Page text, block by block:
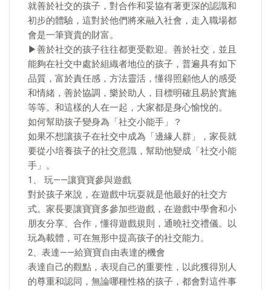
就善於社交的孩子，對合作和妥協有著更深的認識和
初步的體驗，這對於他們將來融入社會，走入職場都
會是一筆寶貴的財富。
▶善於社交的孩子往往都更受歡迎。善於社交，並且
能夠在社交中處於組織者地位的孩子，普遍具有如下
品質，富於責任感，方法靈活，懂得照顧他人的感受
和情緒，善於協調，樂於助人，目標明確且易於實施
等等。和這樣的人在一起，大家都是身心愉悅的。
如何幫助孩子變身為「社交小能手」？
如果不想讓孩子在社交中成為「邊緣人群」，家長就
要從小培養孩子的社交意識，幫助他變成「社交小能
手」。
1、 玩——讓寶寶參與遊戲
對於孩子來說，在遊戲中玩耍就是他最好的社交方
式。家長要讓寶寶多參加些遊戲，在遊戲中學會和小
朋友分享、合作，懂得遊戲規則，通曉社交禮儀。以
玩為載體，可在無形中提高孩子的社交能力。
2、表達——給寶寶自由表達的機會
表達自己的觀點，表現自己的重要性，以此獲得別人
的尊重和認同，無論哪種性格的孩子，都會對這件事